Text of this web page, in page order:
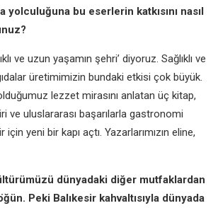
yolculuğuna bu eserlerin katkısını nasıl
ve uzun yaşamın şehri’ diyoruz. Sağlıklı ve
üretimimizin bundaki etkisi çok büyük.
lezzet mirasını anlatan üç kitap,
ve uluslararası başarılarla gastronomi
için yeni bir kapı açtı. Yazarlarımızın eline,
dünyadaki diğer mutfaklardan
Peki Balıkesir kahvaltısıyla dünyada